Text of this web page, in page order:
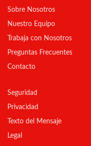
Sobre Nosotros
Nuestro Equipo
Trabaja con Nosotros
Preguntas Frecuentes
Contacto
Seguridad
Privacidad
Texto del Mensaje
Legal